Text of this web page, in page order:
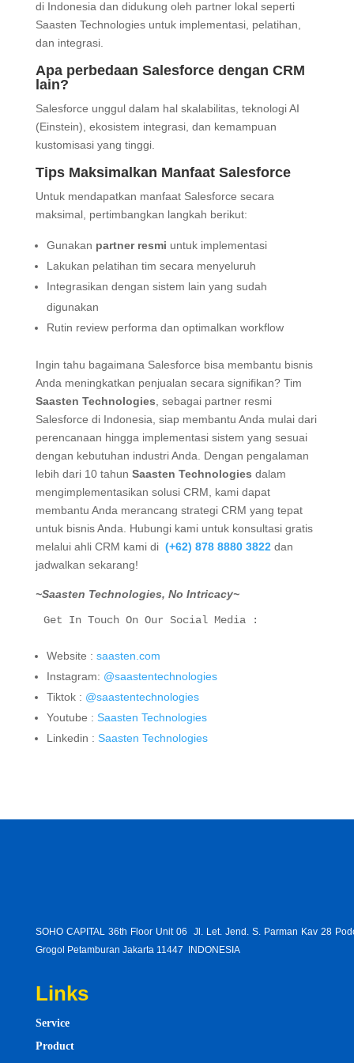
di Indonesia dan didukung oleh partner lokal seperti
Saasten Technologies untuk implementasi, pelatihan,
dan integrasi.
Apa perbedaan Salesforce dengan CRM
lain?
Salesforce unggul dalam hal skalabilitas, teknologi AI
(Einstein), ekosistem integrasi, dan kemampuan
kustomisasi yang tinggi.
Tips Maksimalkan Manfaat Salesforce
Untuk mendapatkan manfaat Salesforce secara
maksimal, pertimbangkan langkah berikut:
Gunakan partner resmi untuk implementasi
Lakukan pelatihan tim secara menyeluruh
Integrasikan dengan sistem lain yang sudah
digunakan
Rutin review performa dan optimalkan workflow
Ingin tahu bagaimana Salesforce bisa membantu bisnis
Anda meningkatkan penjualan secara signifikan? Tim
Saasten Technologies , sebagai partner resmi
Salesforce di Indonesia, siap membantu Anda mulai dari
perencanaan hingga implementasi sistem yang sesuai
dengan kebutuhan industri Anda. Dengan pengalaman
lebih dari 10 tahun Saasten Technologies dalam
mengimplementasikan solusi CRM, kami dapat
membantu Anda merancang strategi CRM yang tepat
untuk bisnis Anda. Hubungi kami untuk konsultasi gratis
melalui ahli CRM kami di (+62) 878 8880 3822dan
jadwalkan sekarang!
~Saasten Technologies, No Intricacy~
Get In Touch On Our Social Media :
Website : saasten.com
Instagram: @saastentechnologies
Tiktok : @saastentechnologies
Youtube : Saasten Technologies
Linkedin : Saasten Technologies
SOHO CAPITAL 36th Floor Unit 06 Jl. Let. Jend. S. Parman Kav 28
Grogol Petamburan Jakarta 11447 INDONESIA
Links
Service
Product